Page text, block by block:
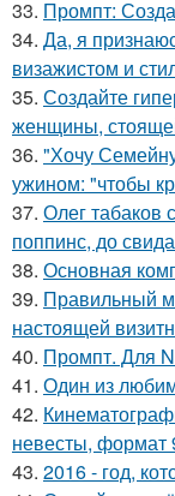
33. Промпт:
34. Да, я
визажистом и
35. Создайте
женщины,
36. "Хочу
ужином: "чтобы
37. Олег
поппинс, до
38. Основная
39. Правильный
настоящей
40. Промпт. Для
41. Один из
42.
невесты, формат
43. 2016 - год,